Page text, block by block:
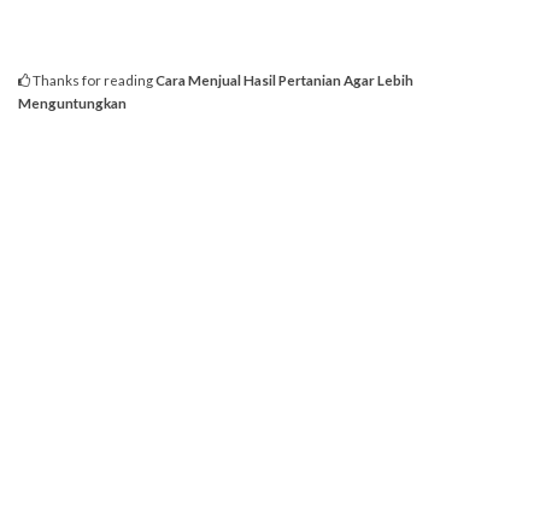
Thanks for readingCara Menjual Hasil Pertanian Agar Lebih
Menguntungkan